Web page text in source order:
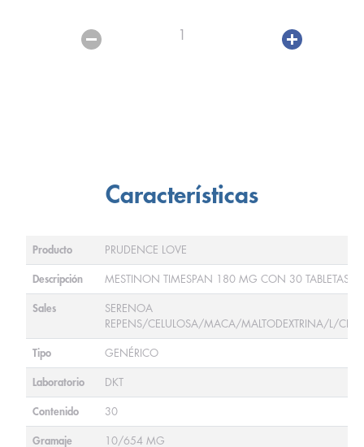
1
Características
Producto PRUDENCE LOVE
Descripción MESTINON TIMESPAN 180 MG CON 30 TABLETAS
Sales
SERENOA
REPENS/CELULOSA/MACA/MALTODEXTRINA/L/
Tipo GENÉRICO
Laboratorio DKT
Contenido 30
Gramaje 10/654 MG